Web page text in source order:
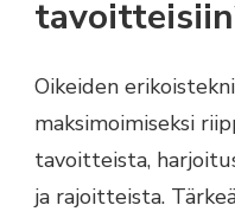
Oikeiden
maksimoimiseksi
tavoitteista,
ja rajoitteista.